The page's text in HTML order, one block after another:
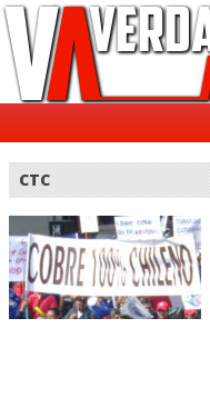
CTC